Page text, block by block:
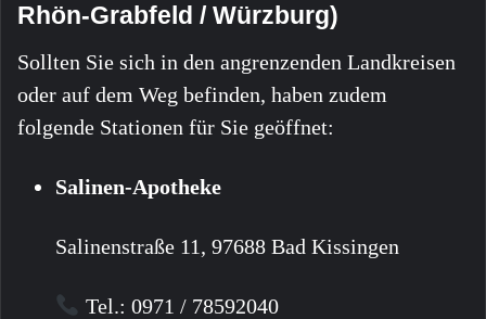
Rhön-Grabfeld / Würzburg)
Sollten Sie sich in den angrenzenden Landkreisen
oder auf dem Weg befinden, haben zudem
folgende Stationen für Sie geöffnet:
Salinen-Apotheke
Salinenstraße 11, 97688 Bad Kissingen
Tel.: 0971 / 78592040